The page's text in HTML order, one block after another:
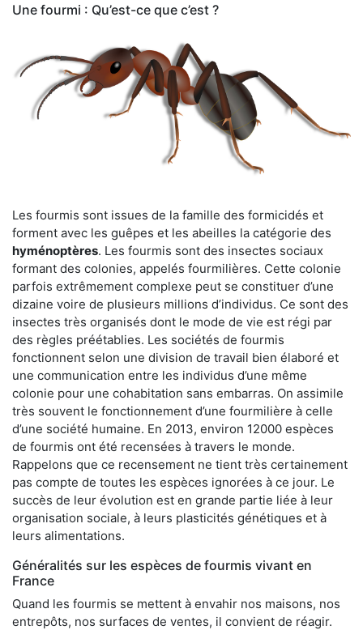
Une fourmi : Qu’est-ce que c’est ?
Les fourmis sont issues de la famille des formicidés et
forment avec les guêpes et les abeilles la catégorie des
hyménoptères. Les fourmis sont des insectes sociaux
formant des colonies, appelés fourmilières. Cette colonie
parfois extrêmement complexe peut se constituer d’une
dizaine voire de plusieurs millions d’individus. Ce sont des
insectes très organisés dont le mode de vie est régi par
des règles préétablies. Les sociétés de fourmis
fonctionnent selon une division de travail bien élaboré et
une communication entre les individus d’une même
colonie pour une cohabitation sans embarras. On assimile
très souvent le fonctionnement d’une fourmilière à celle
d’une société humaine. En 2013, environ 12000 espèces
de fourmis ont été recensées à travers le monde.
Rappelons que ce recensement ne tient très certainement
pas compte de toutes les espèces ignorées à ce jour. Le
succès de leur évolution est en grande partie liée à leur
organisation sociale, à leurs plasticités génétiques et à
leurs alimentations.
Généralités sur les espèces de fourmis vivant en
France
Quand les fourmis se mettent à envahir nos maisons, nos
entrepôts, nos surfaces de ventes, il convient de réagir.